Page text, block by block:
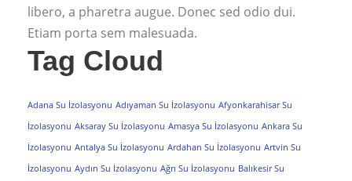
libero, a pharetra augue. Donec sed odio dui.
Etiam porta sem malesuada.
Tag Cloud
Adana Su İzolasyonu Adıyaman Su İzolasyonu Afyonkarahisar Su
İzolasyonu Aksaray Su İzolasyonu Amasya Su İzolasyonu Ankara Su
İzolasyonu Antalya Su İzolasyonu Ardahan Su İzolasyonu Artvin Su
İzolasyonu Aydın Su İzolasyonu Ağrı Su İzolasyonu Balıkesir Su